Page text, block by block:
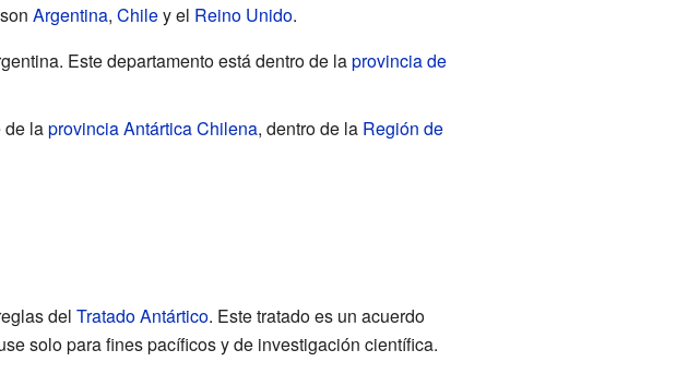
Argentina, Chiley el Reino Unido.
Este departamento está dentro de laprovincia de
de laprovincia Antártica Chilena, dentro de la Región de
del Tratado Antártico. Este tratado es un acuerdo
solo para fines pacíficos y de investigación científica.